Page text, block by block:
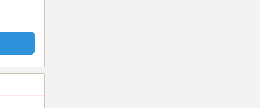
为：
人易